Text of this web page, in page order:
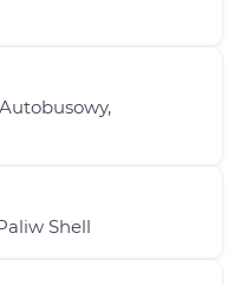
Shell